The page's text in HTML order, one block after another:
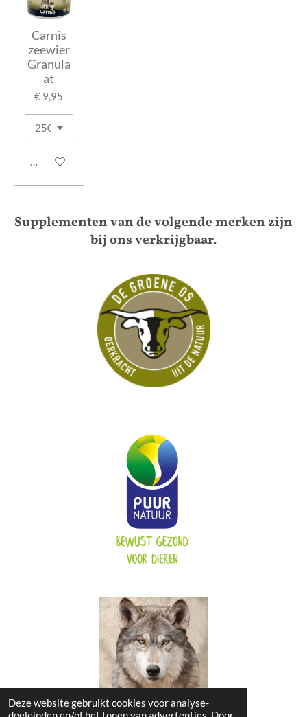
Deze website gebruikt cookies voor analyse-
Carnis
zeewier
Granula
at
€ 9,95
In winkelwagen
Supplementen van de volgende merken zijn
bij ons verkrijgbaar.